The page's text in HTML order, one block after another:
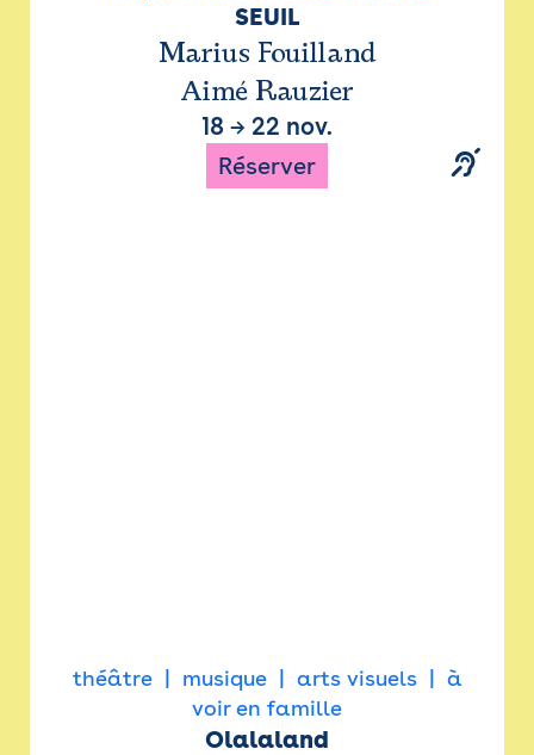
SEUIL
Marius Fouilland
Aimé Rauzier
18 → 22 nov.
Réserver
théâtre musique arts visuels
à
voir en famille
Olalaland